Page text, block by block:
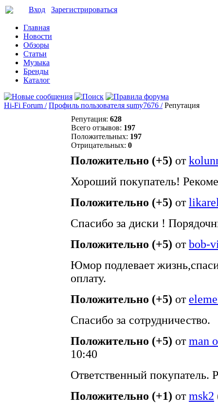
Вход Зарегистрироваться
Главная
Новости
Обзоры
Статьи
Музыка
Бренды
Каталог
Hi-Fi Forum / Профиль пользователя sumy7676 / Репутация
Репутация: 628
Всего отзывов: 197
Положительных: 197
Отрицательных: 0
Положительно (+5) от
Хороший покупатель!
Положительно (+5) от
Спасибо за диски !
Положительно (+5) отbob-
Юмор подлевает
оплату.
Положительно (+5) от
Спасибо за сотрудничество.
Положительно (+5) отman
10:40
Ответственный покупатель.
Положительно (+1) отmsk2